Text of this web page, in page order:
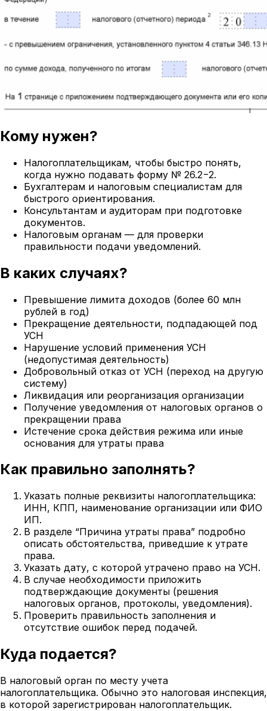
Кому нужен?
Налогоплательщикам, чтобы быстро понять,
когда нужно подавать форму № 26.2−2.
Бухгалтерам и налоговым специалистам для
быстрого ориентирования.
Консультантам и аудиторам при подготовке
документов.
Налоговым органам — для проверки
правильности подачи уведомлений.
В каких случаях?
Превышение лимита доходов (более 60 млн
рублей в год)
Прекращение деятельности, подпадающей под
УСН
Нарушение условий применения УСН
(недопустимая деятельность)
Добровольный отказ от УСН (переход на другую
систему)
Ликвидация или реорганизация организации
Получение уведомления от налоговых органов о
прекращении права
Истечение срока действия режима или иные
основания для утраты права
Как правильно заполнять?
Указать полные реквизиты налогоплательщика:
ИНН, КПП, наименование организации или ФИО
ИП.
В разделе “Причина утраты права” подробно
описать обстоятельства, приведшие к утрате
права.
Указать дату, с которой утрачено право на УСН.
В случае необходимости приложить
подтверждающие документы (решения
налоговых органов, протоколы, уведомления).
Проверить правильность заполнения и
отсутствие ошибок перед подачей.
Куда подается?
В налоговый орган по месту учета
налогоплательщика. Обычно это налоговая инспекция,
в которой зарегистрирован налогоплательщик.